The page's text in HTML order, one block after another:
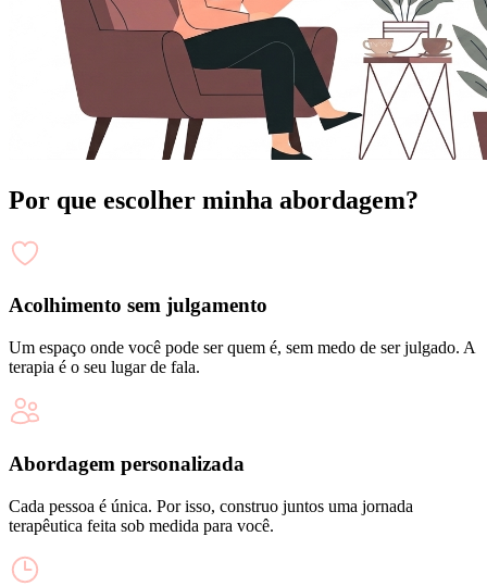
Por que escolher minha abordagem?
Acolhimento sem julgamento
Um espaço onde você pode ser quem é, sem medo de ser julgado. A
terapia é o seu lugar de fala.
Abordagem personalizada
Cada pessoa é única. Por isso, construo juntos uma jornada
terapêutica feita sob medida para você.